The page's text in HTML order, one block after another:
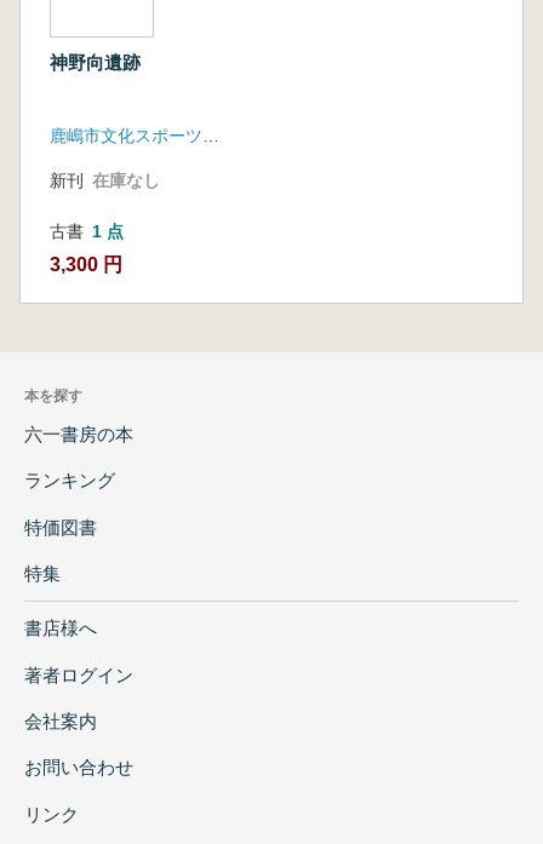
神野向遺跡
新刊 在庫なし
古書 1 点
3,300 円
本を探す
六一書房の本
ランキング
特価図書
特集
書店様へ
著者ログイン
会社案内
お問い合わせ
リンク